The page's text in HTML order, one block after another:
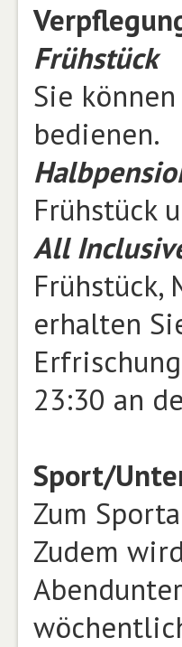
Frühstück
Sie
bedienen.
Frühstück
All
Frühstück,
erhalten
23:30 an
Sport/
Zum
Zudem